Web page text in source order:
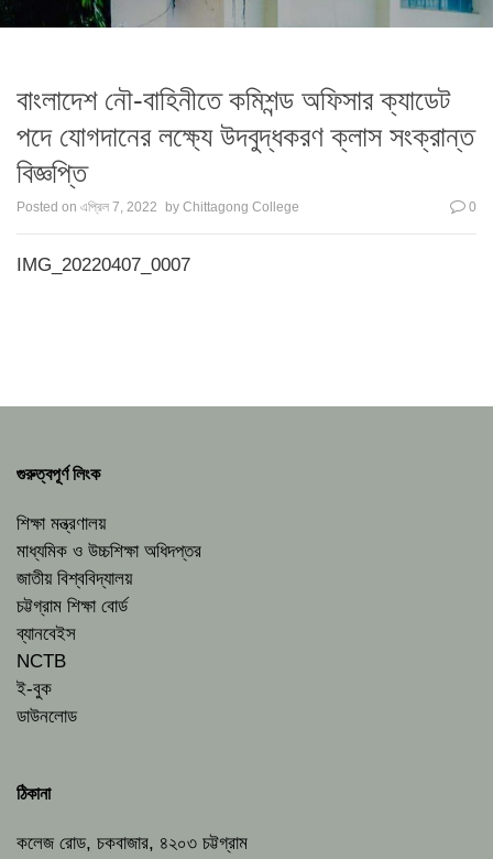
বাংলাদেশ নৌ-বাহিনীতে কমিশন্ড অফিসার ক্যাডেট
পদে যোগদানের লক্ষ্যে উদবুদ্ধকরণ ক্লাস সংক্রান্ত
বিজ্ঞপ্তি
Posted on এপ্রিল 7, 2022 by Chittagong College 0
IMG_20220407_0007
গুরুত্বপূর্ণ লিংক
শিক্ষা মন্ত্রণালয়
মাধ্যমিক ও উচ্চশিক্ষা অধিদপ্তর
জাতীয় বিশ্ববিদ্যালয়
চট্টগ্রাম শিক্ষা বোর্ড
ব্যানবেইস
NCTB
ই-বুক
ডাউনলোড
ঠিকানা
কলেজ রোড, চকবাজার, ৪২০৩ চট্টগ্রাম